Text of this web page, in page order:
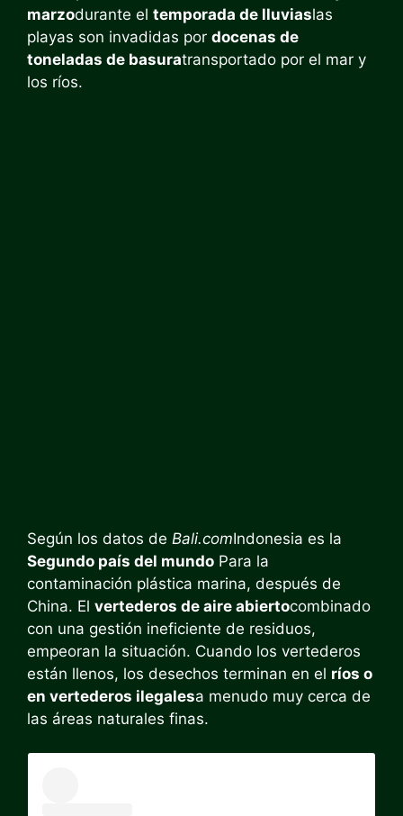
marzodurante el temporada de lluviaslas
playas son invadidas por docenas de
toneladas de basuratransportado por el mar y
los ríos.
Según los datos de Bali.comIndonesia es la
Segundo país del mundo Para la
contaminación plástica marina, después de
China. El vertederos de aire abiertocombinado
con una gestión ineficiente de residuos,
empeoran la situación. Cuando los vertederos
están llenos, los desechos terminan en el ríos o
en vertederos ilegalesa menudo muy cerca de
las áreas naturales finas.